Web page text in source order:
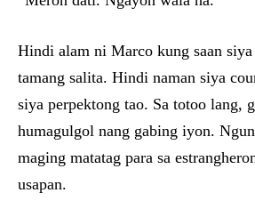
Hindi alam ni Marco kung saan
tamang salita. Hindi naman siya
siya perpektong tao. Sa totoo lang,
humagulgol nang gabing iyon.
maging matatag para sa
usapan.